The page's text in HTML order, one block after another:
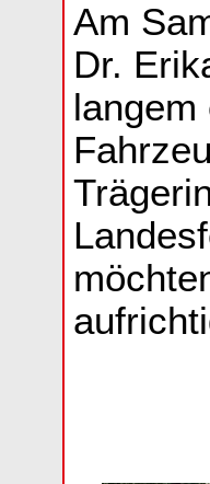
Am
Dr.
langem